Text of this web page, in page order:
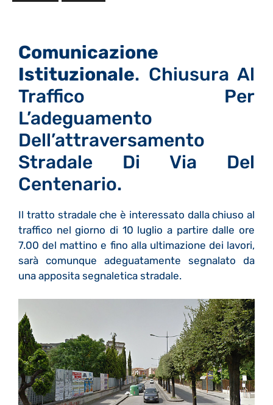
Comunicazione
Istituzionale. Chiusura Al
Traffico Per
L’adeguamento
Dell’attraversamento
Stradale Di Via Del
Centenario.
Il tratto stradale che è interessato dalla chiuso al
traffico nel giorno di 10 luglio a partire dalle ore
7.00 del mattino e fino alla ultimazione dei lavori,
sarà comunque adeguatamente segnalato da
una apposita segnaletica stradale.